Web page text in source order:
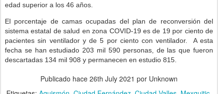
edad superior a los 46 años.
El porcentaje de camas ocupadas del plan de reconversión del
sistema estatal de salud en zona COVID-19 es de 19 por ciento de
pacientes sin ventilador y de 5 por ciento con ventilador. A esta
fecha se han estudiado 203 mil 590 personas, de las que fueron
descartadas 134 mil 908 y permanecen en estudio 815.
Publicado hace 26th July 2021 por Unknown